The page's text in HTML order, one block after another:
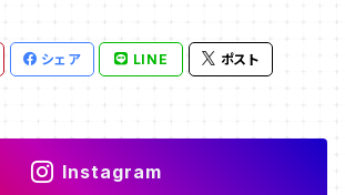
シェア LINE ポスト
Instagram